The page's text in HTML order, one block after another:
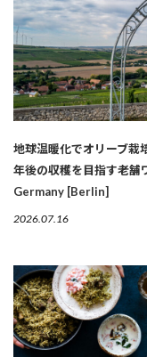
地球温暖化でオリーブ栽
年後の収穫を目指す老舗
Germany [Berlin]
2026.07.16